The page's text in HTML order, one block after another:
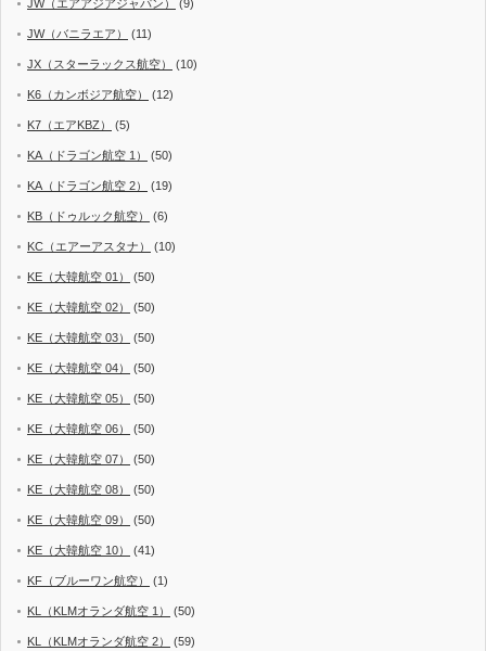
JW（エアアジアジャパン） (9)
JW（バニラエア） (11)
JX（スターラックス航空） (10)
K6（カンボジア航空） (12)
K7（エアKBZ） (5)
KA（ドラゴン航空 1） (50)
KA（ドラゴン航空 2） (19)
KB（ドゥルック航空） (6)
KC（エアーアスタナ） (10)
KE（大韓航空 01） (50)
KE（大韓航空 02） (50)
KE（大韓航空 03） (50)
KE（大韓航空 04） (50)
KE（大韓航空 05） (50)
KE（大韓航空 06） (50)
KE（大韓航空 07） (50)
KE（大韓航空 08） (50)
KE（大韓航空 09） (50)
KE（大韓航空 10） (41)
KF（ブルーワン航空） (1)
KL（KLMオランダ航空 1） (50)
KL（KLMオランダ航空 2） (59)